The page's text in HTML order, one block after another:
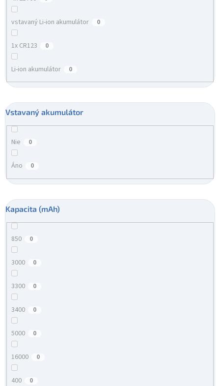
vstavaný Li-ion akumulátor 0
1x CR123 0
Li-ion akumulátor 0
Vstavaný akumulátor
Nie 0
Áno 0
Kapacita (mAh)
850 0
3000 0
3300 0
3400 0
5000 0
16000 0
400 0